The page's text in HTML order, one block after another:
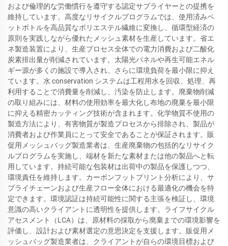
および倫理的な労働慣行を遵守する認定サプライヤーとの提携を
維持しています。高度なリサイクルプログラムでは、使用済みペ
ットボトルを高品質なポリエステル繊維に変換し、循環型経済の
原則を実践しながら優れたメッシュ素材を生産しています。省エ
ネ製造装置により、生産プロセス全体での電力消費および二酸化
炭素排出量が削減されています。太陽光パネルや再生可能エネル
ギー源が多くの施設で導入され、さらに環境負荷を最小限に抑え
ています。水 conservation システムは工程用水を回収、処理、再
利用することで消費量を削減し、汚染を防止します。廃棄物削減
の取り組みには、材料の使用効率を最大化し布地の廃棄を最小限
に抑える精密カッティング技術が含まれます。化学物質不使用の
製造方法により、有害物質が製造プロセスから排除され、製品が
消費者および作業員にとって安全であることが保証されます。販
促用メッシュバッグ製造業者は、生産廃棄物の包括的なリサイク
ルプログラムを実施し、端材を新たな素材または他の製品へと転
用しています。持続可能な包装材は出荷中の製品を保護しつつ、
環境責任を維持します。カーボンフットプリント分析により、サ
プライチェーンおよび生産フロー全体における最適化の機会を特
定できます。環境認証は持続可能性に関する主張を検証し、環境
意識の高いクライアントに透明性を提供します。ライフサイクル
アセスメント（LCA）は、原材料の採取から廃棄までの環境影響を
評価し、設計および素材選定の意思決定を支援します。販促用メ
ッシュバッグ製造業者は、クライアントが自らの環境目標および